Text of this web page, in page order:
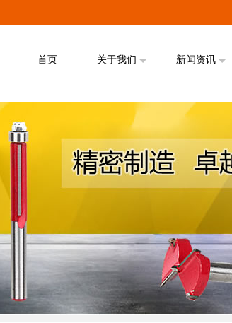
首页 关于我们 新闻资讯